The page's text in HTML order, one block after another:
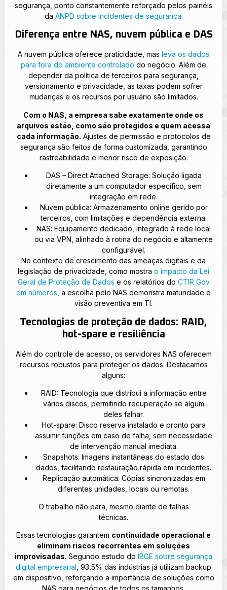
segurança, ponto constantemente reforçado pelos painéis
da ANPD sobre incidentes de segurança.
Diferença entre NAS, nuvem pública e DAS
A nuvem pública oferece praticidade, mas leva os dados
para fora do ambiente controlado do negócio. Além de
depender da política de terceiros para segurança,
versionamento e privacidade, as taxas podem sofrer
mudanças e os recursos por usuário são limitados.
Com o NAS, a empresa sabe exatamente onde os
arquivos estão, como são protegidos e quem acessa
cada informação. Ajustes de permissão e protocolos de
segurança são feitos de forma customizada, garantindo
rastreabilidade e menor risco de exposição.
DAS – Direct Attached Storage: Solução ligada
diretamente a um computador específico, sem
integração em rede.
Nuvem pública: Armazenamento online gerido por
terceiros, com limitações e dependência externa.
NAS: Equipamento dedicado, integrado à rede local
ou via VPN, alinhado à rotina do negócio e altamente
configurável.
No contexto de crescimento das ameaças digitais e da
legislação de privacidade, como mostra o impacto da Lei
Geral de Proteção de Dados e os relatórios do CTIR Gov
em números , a escolha pelo NAS demonstra maturidade e
visão preventiva em TI.
Tecnologias de proteção de dados: RAID,
hot-spare e resiliência
Além do controle de acesso, os servidores NAS oferecem
recursos robustos para proteger os dados. Destacamos
alguns:
RAID: Tecnologia que distribui a informação entre
vários discos, permitindo recuperação se algum
deles falhar.
Hot-spare: Disco reserva instalado e pronto para
assumir funções em caso de falha, sem necessidade
de intervenção manual imediata.
Snapshots: Imagens instantâneas do estado dos
dados, facilitando restauração rápida em incidentes.
Replicação automática: Cópias sincronizadas em
diferentes unidades, locais ou remotas.
O trabalho não para, mesmo diante de falhas
técnicas.
Essas tecnologias garantem continuidade operacional e
eliminam riscos recorrentes em soluções
improvisadas. Segundo estudo do IBGE sobre segurança
digital empresarial, 93,5% das indústrias já utilizam backup
em dispositivo, reforçando a importância de soluções como